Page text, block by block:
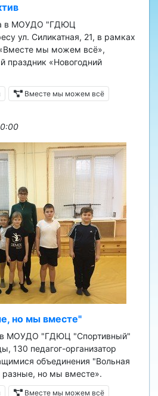
в МОУДО "ГДЮЦ
ул. Силикатная, 21, в рамках
мы можем всё»,
праздник «Новогодний
Вместе мы можем всё
но мы вместе"
в МОУДО "ГДЮЦ "Спортивный"
130 педагог-организатор
объединения "Вольная
но мы вместе».
Вместе мы можем всё